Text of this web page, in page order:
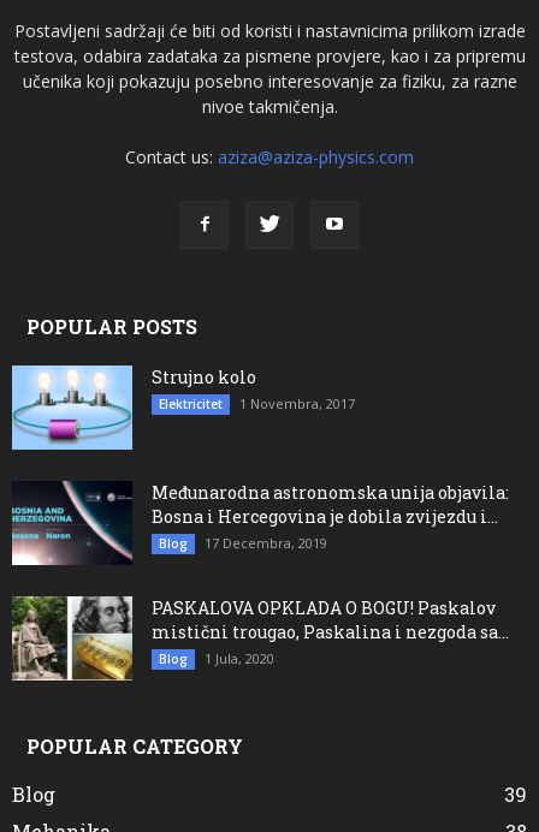
Postavljeni sadržaji će biti od koristi i nastavnicima prilikom izrade
testova, odabira zadataka za pismene provjere, kao i za pripremu
učenika koji pokazuju posebno interesovanje za fiziku, za razne
nivoe takmičenja.
Contact us: aziza@aziza-physics.com
POPULAR POSTS
Strujno kolo
Elektricitet 1 Novembra, 2017
Međunarodna astronomska unija objavila:
Bosna i Hercegovina je dobila zvijezdu i...
Blog 17 Decembra, 2019
PASKALOVA OPKLADA O BOGU! Paskalov
mistični trougao, Paskalina i nezgoda sa...
Blog 1 Jula, 2020
POPULAR CATEGORY
Blog
39